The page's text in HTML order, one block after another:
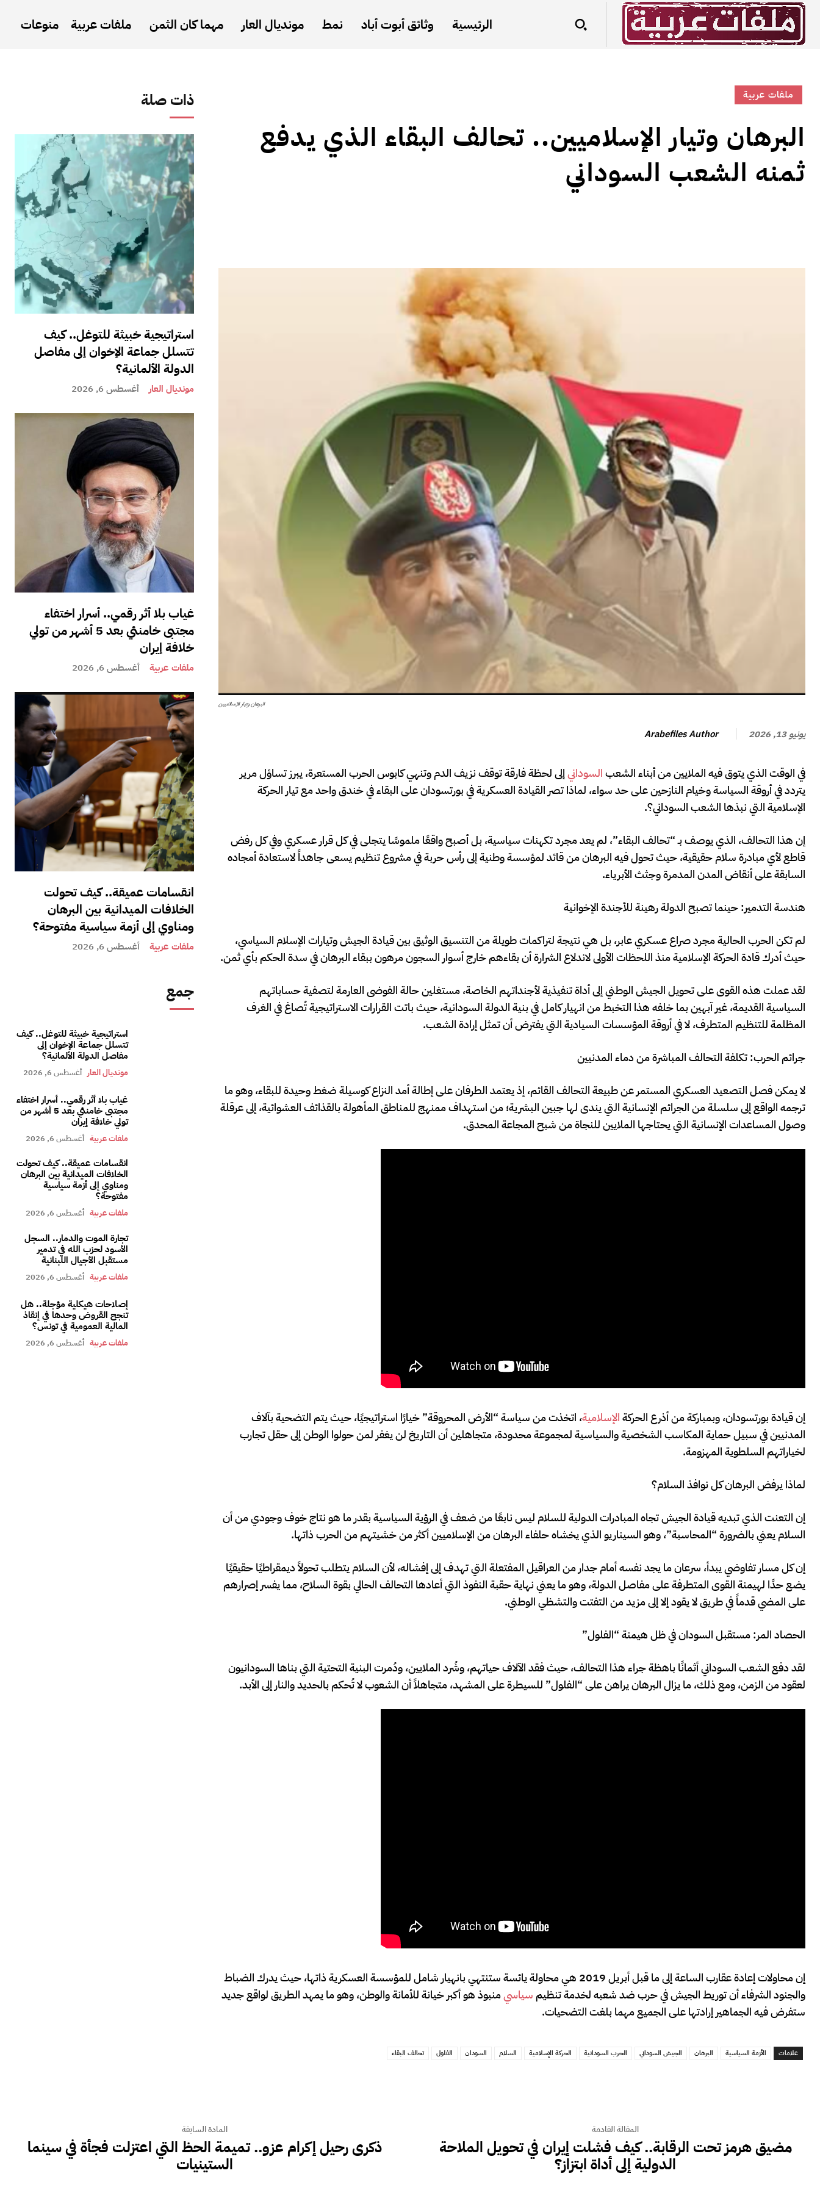
الرئيسية وثائق أبوت أباد نمط مونديال العار مهما كان الثمن ملفات عربية منوعات
ذات صلة
استراتيجية خبيثة للتوغل.. كيف
تتسلل جماعة الإخوان إلى مفاصل
الدولة الألمانية؟
مونديال العار أغسطس 6, 2026
غياب بلا أثر رقمي.. أسرار اختفاء
مجتبى خامنئي بعد 5 أشهر من تولي
خلافة إيران
ملفات عربية أغسطس 6, 2026
انقسامات عميقة.. كيف تحولت
الخلافات الميدانية بين البرهان
ومناوي إلى أزمة سياسية مفتوحة؟
ملفات عربية أغسطس 6, 2026
جمع
استراتيجية خبيثة للتوغل.. كيف
تتسلل جماعة الإخوان إلى
مفاصل الدولة الألمانية؟
مونديال العار أغسطس 6, 2026
غياب بلا أثر رقمي.. أسرار اختفاء
مجتبى خامنئي بعد 5 أشهر من
تولي خلافة إيران
ملفات عربية أغسطس 6, 2026
انقسامات عميقة.. كيف تحولت
الخلافات الميدانية بين البرهان
ومناوي إلى أزمة سياسية
مفتوحة؟
ملفات عربية أغسطس 6, 2026
تجارة الموت والدمار.. السجل
الأسود لحزب الله في تدمير
مستقبل الأجيال اللبنانية
ملفات عربية أغسطس 6, 2026
إصلاحات هيكلية مؤجلة.. هل
تنجح القروض وحدها في إنقاذ
المالية العمومية في تونس؟
ملفات عربية أغسطس 6, 2026
ملفات عربية
البرهان وتيار الإسلاميين.. تحالف البقاء الذي يدفع
ثمنه الشعب السوداني
البرهان وتيار الإسلاميين
يونيو 13, 2026 Arabefiles Author
في الوقت الذي يتوق فيه الملايين من أبناء الشعبالسودانيإلى لحظة فارقة توقف نزيف الدم وتنهي كابوس الحرب المستعرة، يبرز تساؤل مرير
يتردد في أروقة السياسة وخيام النازحين على حد سواء، لماذا تصر القيادة العسكرية في بورتسودان على البقاء في خندق واحد مع تيار الحركة
الإسلامية التي نبذها الشعب السوداني؟.
إن هذا التحالف، الذي يوصف بـ “تحالف البقاء”، لم يعد مجرد تكهنات سياسية، بل أصبح واقعًا ملموسًا يتجلى في كل قرار عسكري وفي كل رفض
قاطع لأي مبادرة سلام حقيقية، حيث تحول فيه البرهان من قائد لمؤسسة وطنية إلى رأس حربة في مشروع تنظيم يسعى جاهداً لاستعادة أمجاده
السابقة على أنقاض المدن المدمرة وجثث الأبرياء.
هندسة التدمير: حينما تصبح الدولة رهينة للأجندة الإخوانية
لم تكن الحرب الحالية مجرد صراع عسكري عابر، بل هي نتيجة لتراكمات طويلة من التنسيق الوثيق بين قيادة الجيش وتيارات الإسلام السياسي،
حيث أدرك قادة الحركة الإسلامية منذ اللحظات الأولى لاندلاع الشرارة أن بقاءهم خارج أسوار السجون مرهون ببقاء البرهان في سدة الحكم بأي ثمن.
لقد عملت هذه القوى على تحويل الجيش الوطني إلى أداة تنفيذية لأجنداتهم الخاصة، مستغلين حالة الفوضى العارمة لتصفية حساباتهم
السياسية القديمة، غير آبهين بما خلفه هذا التخبط من انهيار كامل في بنية الدولة السودانية، حيث باتت القرارات الاستراتيجية تُصاغ في الغرف
المظلمة للتنظيم المتطرف، لا في أروقة المؤسسات السيادية التي يفترض أن تمثل إرادة الشعب.
جرائم الحرب: تكلفة التحالف المباشرة من دماء المدنيين
لا يمكن فصل التصعيد العسكري المستمر عن طبيعة التحالف القائم، إذ يعتمد الطرفان على إطالة أمد النزاع كوسيلة ضغط وحيدة للبقاء، وهو ما
ترجمه الواقع إلى سلسلة من الجرائم الإنسانية التي يندى لها جبين البشرية؛ من استهداف ممنهج للمناطق المأهولة بالقذائف العشوائية، إلى عرقلة
وصول المساعدات الإنسانية التي يحتاجها الملايين للنجاة من شبح المجاعة المحدق.
إن قيادة بورتسودان، وبمباركة من أذرع الحركةالإسلامية، اتخذت من سياسة “الأرض المحروقة” خيارًا استراتيجيًا، حيث يتم التضحية بآلاف
المدنيين في سبيل حماية المكاسب الشخصية والسياسية لمجموعة محدودة، متجاهلين أن التاريخ لن يغفر لمن حولوا الوطن إلى حقل تجارب
لخياراتهم السلطوية المهزومة.
لماذا يرفض البرهان كل نوافذ السلام؟
إن التعنت الذي تبديه قيادة الجيش تجاه المبادرات الدولية للسلام ليس نابعًا من ضعف في الرؤية السياسية بقدر ما هو نتاج خوف وجودي من أن
السلام يعني بالضرورة “المحاسبة”، وهو السيناريو الذي يخشاه حلفاء البرهان من الإسلاميين أكثر من خشيتهم من الحرب ذاتها.
إن كل مسار تفاوضي يبدأ، سرعان ما يجد نفسه أمام جدار من العراقيل المفتعلة التي تهدف إلى إفشاله، لأن السلام يتطلب تحولاً ديمقراطيًا حقيقيًا
يضع حدًا لهيمنة القوى المتطرفة على مفاصل الدولة، وهو ما يعني نهاية حقبة النفوذ التي أعادها التحالف الحالي بقوة السلاح، مما يفسر إصرارهم
على المضي قدماً في طريق لا يقود إلا إلى مزيد من التفتت والتشظي الوطني.
الحصاد المر: مستقبل السودان في ظل هيمنة “الفلول”
لقد دفع الشعب السوداني أثمانًا باهظة جراء هذا التحالف، حيث فقد الآلاف حياتهم، وشُرد الملايين، ودُمرت البنية التحتية التي بناها السودانيون
لعقود من الزمن، ومع ذلك، ما يزال البرهان يراهن على “الفلول” للسيطرة على المشهد، متجاهلاً أن الشعوب لا تُحكم بالحديد والنار إلى الأبد.
إن محاولات إعادة عقارب الساعة إلى ما قبل أبريل 2019 هي محاولة يائسة ستنتهي بانهيار شامل للمؤسسة العسكرية ذاتها، حيث يدرك الضباط
والجنود الشرفاء أن توريط الجيش في حرب ضد شعبه لخدمة تنظيم سياسيمنبوذ هو أكبر خيانة للأمانة والوطن، وهو ما يمهد الطريق لواقع جديد
ستفرض فيه الجماهير إرادتها على الجميع مهما بلغت التضحيات.
علامات الأزمة السياسية البرهان الجيش السوداني الحرب السودانية الحركة الإسلامية السلام السودان الفلول تحالف البقاء
المادة السابقة
ذكرى رحيل إكرام عزو.. تميمة الحظ التي اعتزلت فجأة في سينما
الستينيات
المقالة القادمة
مضيق هرمز تحت الرقابة.. كيف فشلت إيران في تحويل الملاحة
الدولية إلى أداة ابتزاز؟